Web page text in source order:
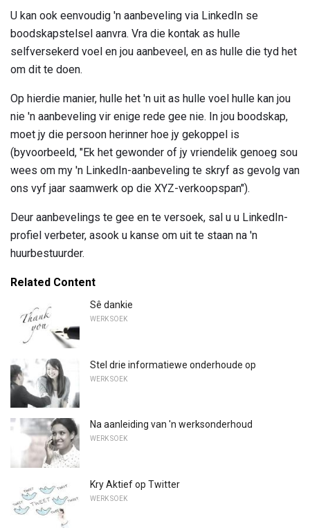
U kan ook eenvoudig 'n aanbeveling via LinkedIn se
boodskapstelsel aanvra. Vra die kontak as hulle
selfversekerd voel en jou aanbeveel, en as hulle die tyd het
om dit te doen.
Op hierdie manier, hulle het 'n uit as hulle voel hulle kan jou
nie 'n aanbeveling vir enige rede gee nie. In jou boodskap,
moet jy die persoon herinner hoe jy gekoppel is
(byvoorbeeld, "Ek het gewonder of jy vriendelik genoeg sou
wees om my 'n LinkedIn-aanbeveling te skryf as gevolg van
ons vyf jaar saamwerk op die XYZ-verkoopspan").
Deur aanbevelings te gee en te versoek, sal u u LinkedIn-
profiel verbeter, asook u kanse om uit te staan ​​na 'n
huurbestuurder.
Related Content
Sê dankie
WERK SOEK
Stel drie informatiewe onderhoude op
WERK SOEK
Na aanleiding van 'n werksonderhoud
WERK SOEK
Kry Aktief op Twitter
WERK SOEK